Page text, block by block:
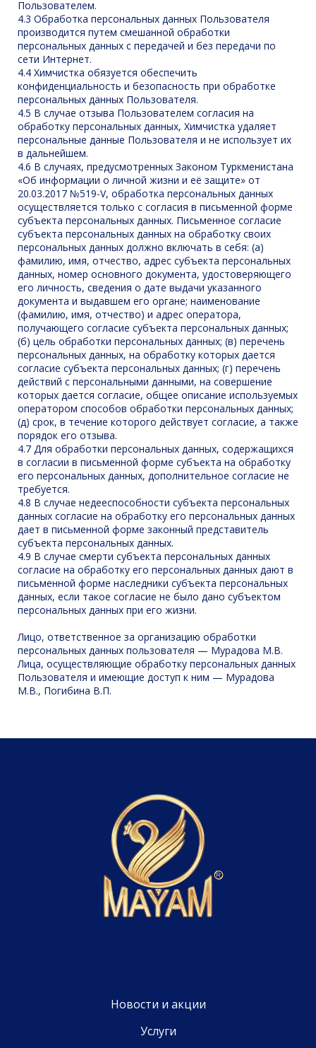
Пользователем.
4.3 Обработка персональных данных Пользователя
производится путем смешанной обработки
персональных данных с передачей и без передачи по
сети Интернет.
4.4 Химчистка обязуется обеспечить
конфиденциальность и безопасность при обработке
персональных данных Пользователя.
4.5 В случае отзыва Пользователем согласия на
обработку персональных данных, Химчистка удаляет
персональные данные Пользователя и не использует их
в дальнейшем.
4.6 В случаях, предусмотренных Законом Туркменистана
«Об информации о личной жизни и её защите» от
20.03.2017 №519-V, обработка персональных данных
осуществляется только с согласия в письменной форме
субъекта персональных данных. Письменное согласие
субъекта персональных данных на обработку своих
персональных данных должно включать в себя: (а)
фамилию, имя, отчество, адрес субъекта персональных
данных, номер основного документа, удостоверяющего
его личность, сведения о дате выдачи указанного
документа и выдавшем его органе; наименование
(фамилию, имя, отчество) и адрес оператора,
получающего согласие субъекта персональных данных;
(б) цель обработки персональных данных; (в) перечень
персональных данных, на обработку которых дается
согласие субъекта персональных данных; (г) перечень
действий с персональными данными, на совершение
которых дается согласие, общее описание используемых
оператором способов обработки персональных данных;
(д) срок, в течение которого действует согласие, а также
порядок его отзыва.
4.7 Для обработки персональных данных, содержащихся
в согласии в письменной форме субъекта на обработку
его персональных данных, дополнительное согласие не
требуется.
4.8 В случае недееспособности субъекта персональных
данных согласие на обработку его персональных данных
дает в письменной форме законный представитель
субъекта персональных данных.
4.9 В случае смерти субъекта персональных данных
согласие на обработку его персональных данных дают в
письменной форме наследники субъекта персональных
данных, если такое согласие не было дано субъектом
персональных данных при его жизни.
Лицо, ответственное за организацию обработки
персональных данных пользователя — Мурадова М.В.
Лица, осуществляющие обработку персональных данных
Пользователя и имеющие доступ к ним — Мурадова
М.В., Погибина В.П.
Новости и акции
Услуги